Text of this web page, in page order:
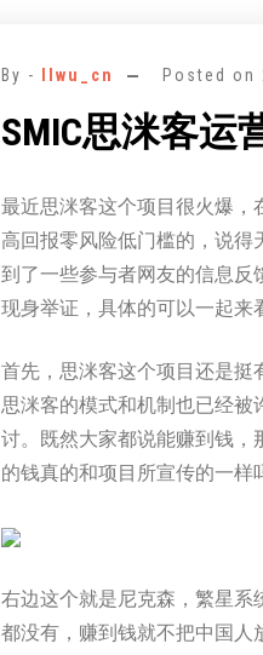
By - llwu_cn Posted on
SMIC思洣客运
最近思洣客这个项目很火爆
高回报零风险低门槛的，说
到了一些参与者网友的信息
现身举证，具体的可以一起来
首先，思洣客这个项目还是挺
思洣客的模式和机制也已经
讨。既然大家都说能赚到钱
的钱真的和项目所宣传的一样
右边这个就是尼克森，繁星
都没有，赚到钱就不把中国人